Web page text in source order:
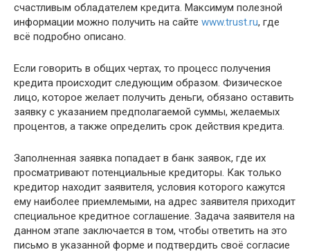
счастливым обладателем кредита. Максимум полезной
информации можно получить на сайте www.trust.ru, где
всё подробно описано.
Если говорить в общих чертах, то процесс получения
кредита происходит следующим образом. Физическое
лицо, которое желает получить деньги, обязано оставить
заявку с указанием предполагаемой суммы, желаемых
процентов, а также определить срок действия кредита.
Заполненная заявка попадает в банк заявок, где их
просматривают потенциальные кредиторы. Как только
кредитор находит заявителя, условия которого кажутся
ему наиболее приемлемыми, на адрес заявителя приходит
специальное кредитное соглашение. Задача заявителя на
данном этапе заключается в том, чтобы ответить на это
письмо в указанной форме и подтвердить своё согласие